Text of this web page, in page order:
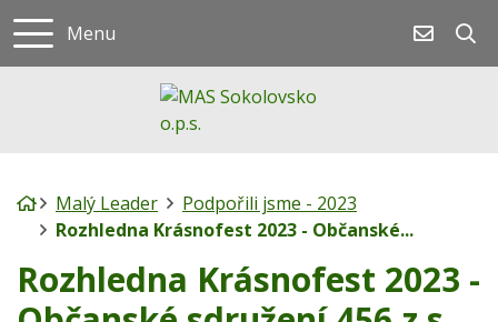
Menu
Úvodní stránka
Malý Leader
Podpořili jsme - 2023
Rozhledna Krásnofest 2023 - Občanské...
Rozhledna Krásnofest 2023 -